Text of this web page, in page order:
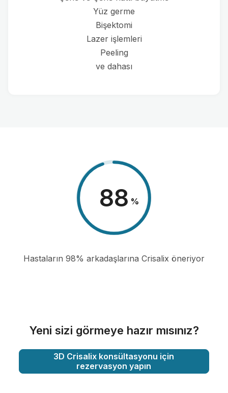
Yüz germe
Bişektomi
Lazer işlemleri
Peeling
ve dahası
98 %
Hastaların 98% arkadaşlarına Crisalix öneriyor
Yeni sizi görmeye hazır mısınız?
3D Crisalix konsültasyonu için
rezervasyon yapın